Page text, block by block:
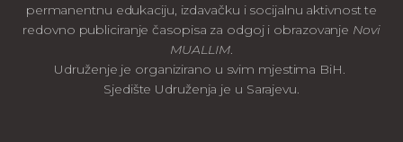
permanentnu edukaciju, izdavačku i socijalnu aktivnost te
redovno publiciranje časopisa za odgoj i obrazovanje Novi
MUALLIM.
Udruženje je organizirano u svim mjestima BiH.
Sjedište Udruženja je u Sarajevu.